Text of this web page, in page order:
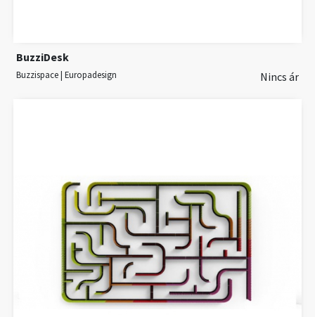
BuzziDesk
Buzzispace | Europadesign Nincs ár